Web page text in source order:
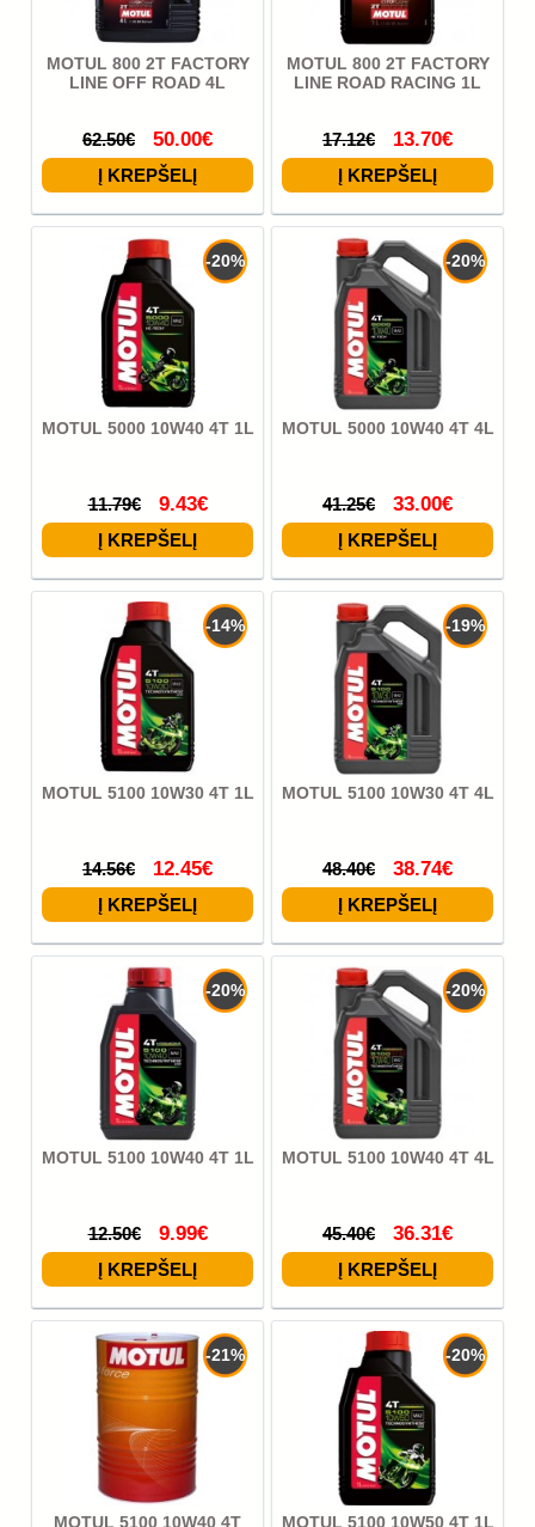
MOTUL 800 2T FACTORY
LINE OFF ROAD 4L
62.50€ 50.00€
MOTUL 800 2T FACTORY
LINE ROAD RACING 1L
17.12€ 13.70€
-20%
MOTUL 5000 10W40 4T 1L
11.79€ 9.43€
-20%
MOTUL 5000 10W40 4T 4L
41.25€ 33.00€
-14%
MOTUL 5100 10W30 4T 1L
14.56€ 12.45€
-19%
MOTUL 5100 10W30 4T 4L
48.40€ 38.74€
-20%
MOTUL 5100 10W40 4T 1L
12.50€ 9.99€
-20%
MOTUL 5100 10W40 4T 4L
45.40€ 36.31€
-21%
MOTUL 5100 10W40 4T
-20%
MOTUL 5100 10W50 4T 1L